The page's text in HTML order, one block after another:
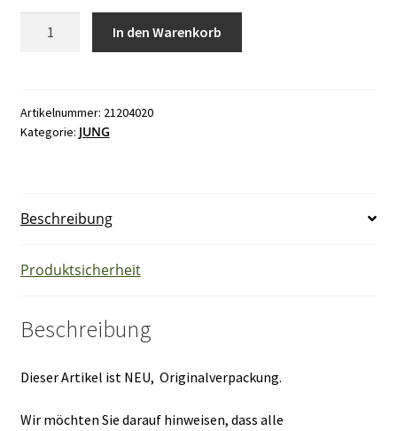
364
alpinweiß
In den Warenkorb
Artikelnummer: 21204020
Kategorie: JUNG
Beschreibung
Produktsicherheit
Beschreibung
Dieser Artikel ist NEU, Originalverpackung.
Wir möchten Sie darauf hinweisen, dass alle